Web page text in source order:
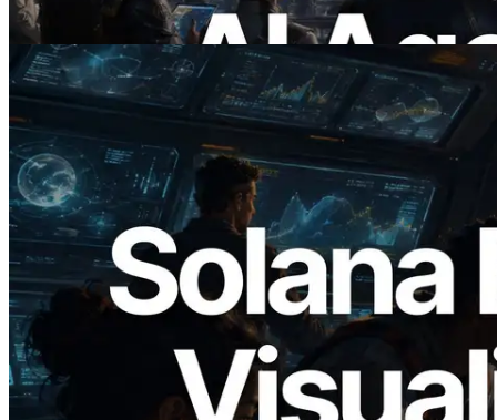
Ler este artigo
2026.05.24
Validators Solutions lança Solana Block
Analyzer — Visualizando o tempo de
produção de bloco por slot e o validador